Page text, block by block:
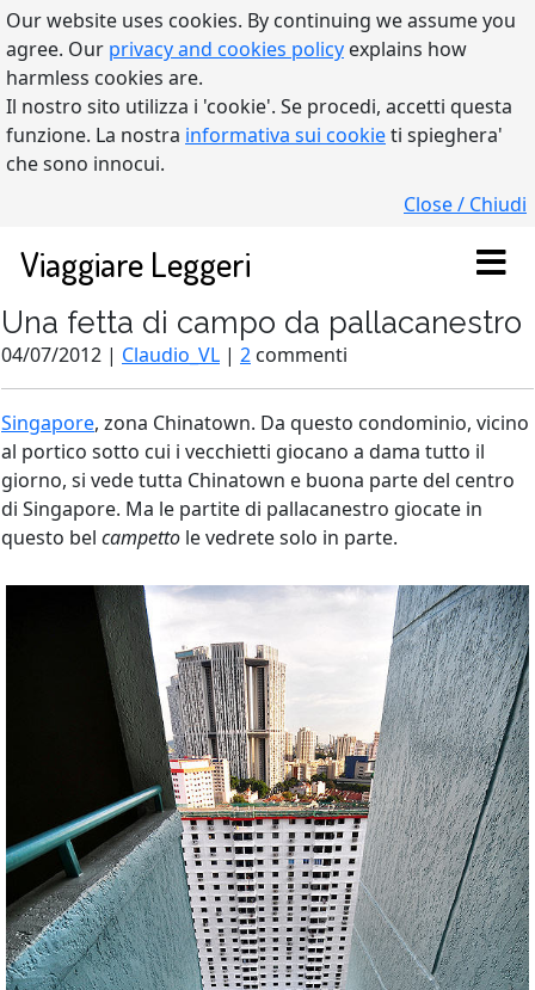
Our website uses cookies. By continuing we assume you
agree. Our privacy and cookies policy explains how
harmless cookies are.
Il nostro sito utilizza i 'cookie'. Se procedi, accetti questa
funzione. La nostra informativa sui cookieti spieghera'
che sono innocui.
Close / Chiudi
Viaggiare Leggeri
Una fetta di campo da pallacanestro
04/07/2012 | Claudio_VL | 2 commenti
Singapore, zona Chinatown. Da questo condominio, vicino
al portico sotto cui i vecchietti giocano a dama tutto il
giorno, si vede tutta Chinatown e buona parte del centro
di Singapore. Ma le partite di pallacanestro giocate in
questo bel campetto le vedrete solo in parte.